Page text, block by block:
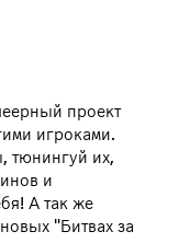
проект
игроками.
тюнингуй их,
и
А так же
"Битвах за